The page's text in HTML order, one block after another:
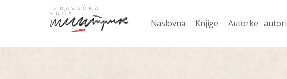
Naslovna Knjige Autorke i autori